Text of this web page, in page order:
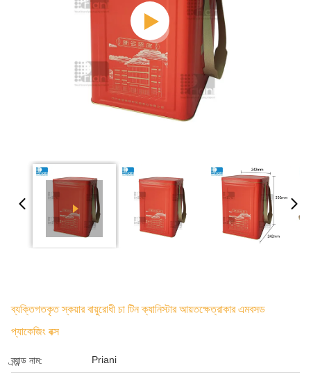
ব্যক্তিগতকৃত স্কয়ার বায়ুরোধী চা টিন ক্যানিস্টার আয়তক্ষেত্রাকার এমবসড
প্যাকেজিং বক্স
ব্র্যান্ড নাম: Priani